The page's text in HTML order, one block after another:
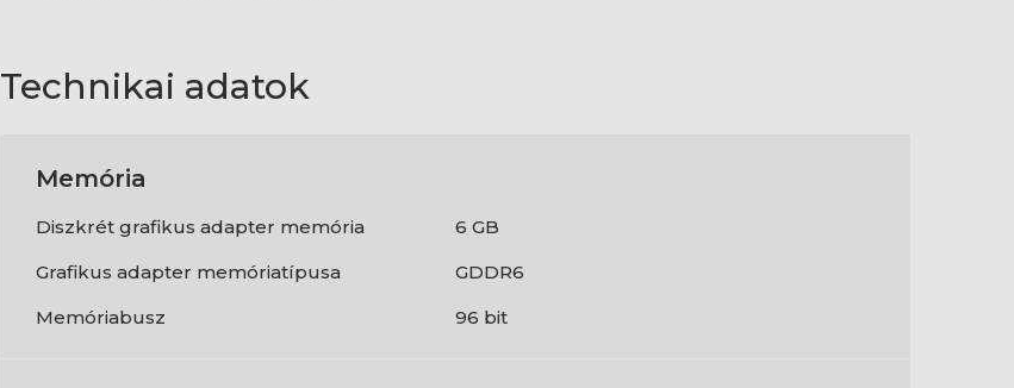
Technikai adatok
Memória
Diszkrét grafikus adapter memória
6 GB
Grafikus adapter memóriatípusa
GDDR6
Memóriabusz
96 bit